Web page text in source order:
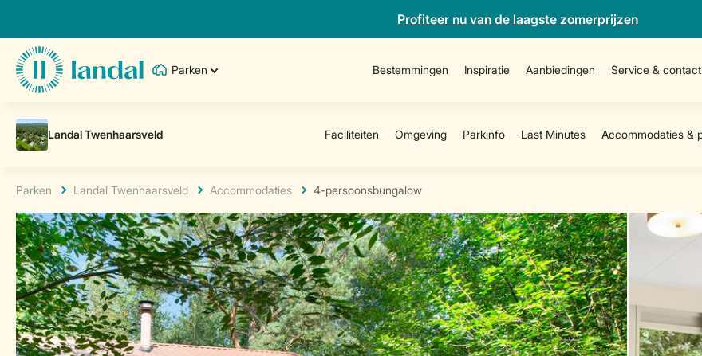
Profiteer nu van de laagste zomerprijzen
Parken Bestemmingen Inspiratie Aanbiedingen Service & contact
Parken Landal Twenhaarsveld Accommodaties 4-persoonsbungalow